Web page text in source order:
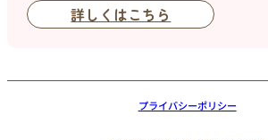
詳しくはこちら
プライバシーポリシー